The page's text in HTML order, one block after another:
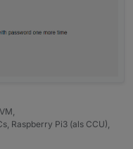
Raspberry Pi3 (als CCU),